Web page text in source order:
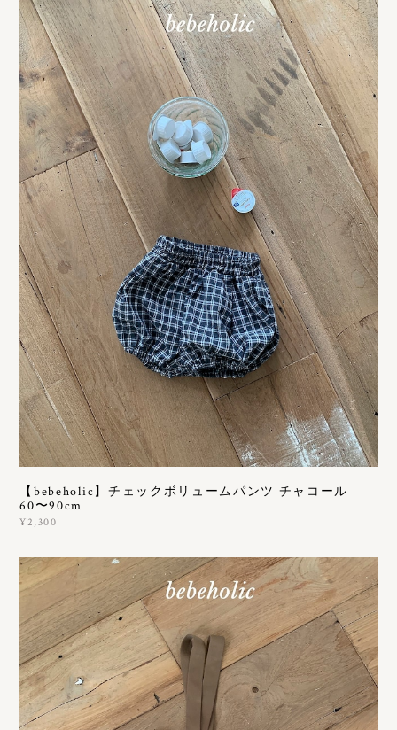
【bebeholic】チェックボリュームパンツ チャコール
60〜90cm
¥2,300